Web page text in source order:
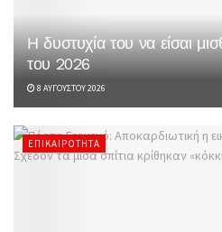
Η δυστυχία του να είσαι
του 2026
8 ΑΥΓΟΎΣΤΟΥ 2026
ΕΠΙΚΑΙΡΌΤΗΤΑ